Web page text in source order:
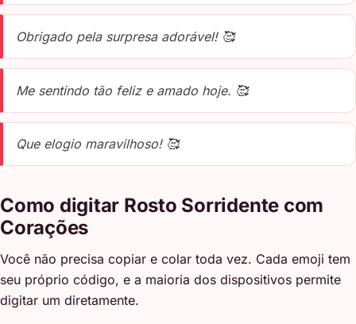
Obrigado pela surpresa adorável! 🥰
Me sentindo tão feliz e amado hoje. 🥰
Que elogio maravilhoso! 🥰
Como digitar Rosto Sorridente com
Corações
Você não precisa copiar e colar toda vez. Cada emoji tem
seu próprio código, e a maioria dos dispositivos permite
digitar um diretamente.